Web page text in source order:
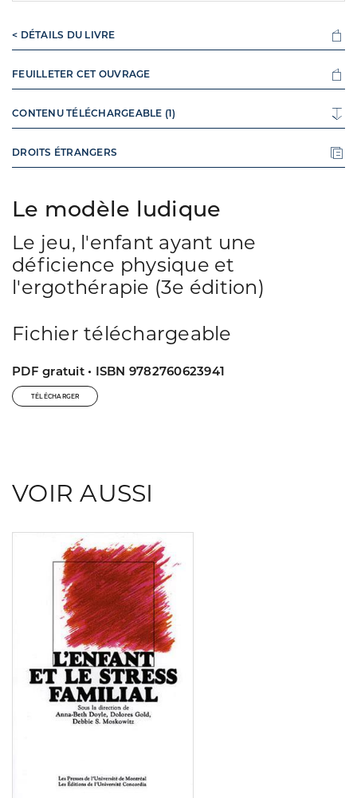
Le modèle ludique
Le jeu, l'enfant ayant une
déficience physique et
l'ergothérapie (3e édition)
Fichier téléchargeable
PDF gratuit • ISBN 9782760623941
TÉLÉCHARGER
< DÉTAILS DU LIVRE
FEUILLETER CET OUVRAGE
CONTENU TÉLÉCHARGEABLE (1)
DROITS ÉTRANGERS
VOIR AUSSI